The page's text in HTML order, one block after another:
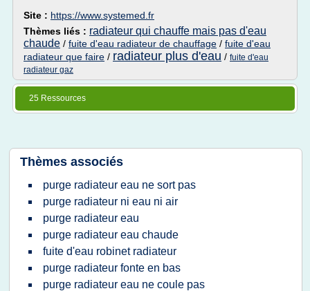
Site : https://www.systemed.fr
Thèmes liés : radiateur qui chauffe mais pas d'eau
chaude / fuite d'eau radiateur de chauffage / fuite d'eau
radiateur que faire / radiateur plus d'eau / fuite d'eau
radiateur gaz
25 Ressources
Thèmes associés
purge radiateur eau ne sort pas
purge radiateur ni eau ni air
purge radiateur eau
purge radiateur eau chaude
fuite d'eau robinet radiateur
purge radiateur fonte en bas
purge radiateur eau ne coule pas